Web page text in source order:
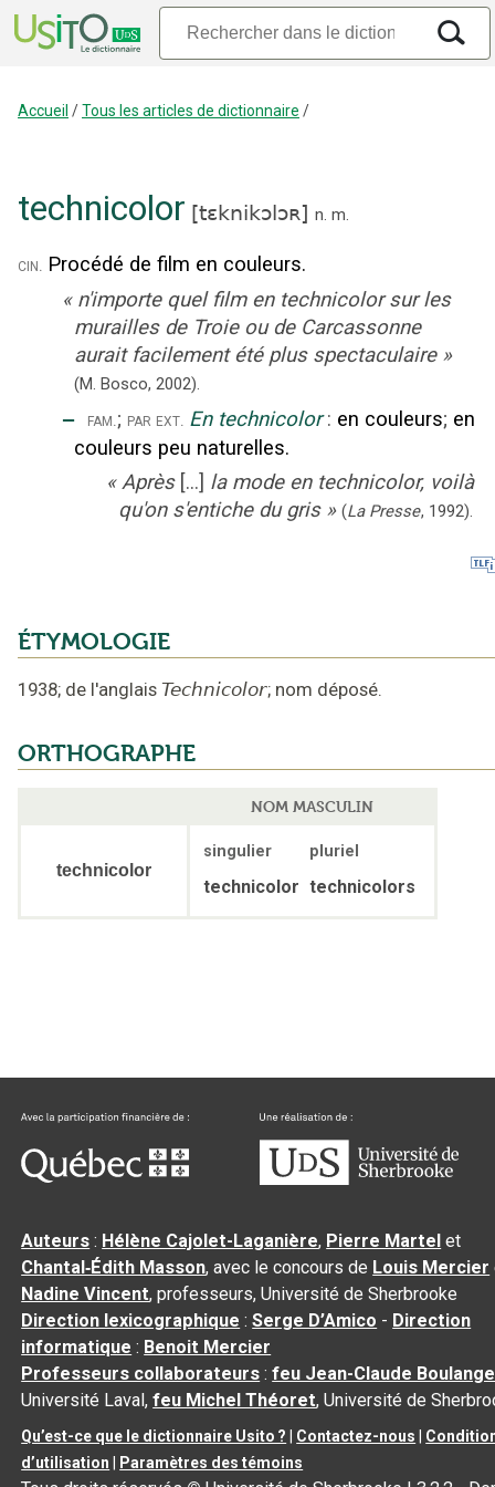
Accueil /Tous les articles de dictionnaire /
technicolor [tɛknikɔlɔʀ] n. m.
cin. Procédé de film en couleurs.
« n'importe quel film en technicolor sur les
murailles de Troie ou de Carcassonne
aurait facilement été plus spectaculaire »
(M. Bosco, 2002).
‒ fam. ; par ext. En technicolor : en couleurs; en
couleurs peu naturelles.
« Après [...] la mode en technicolor, voilà
qu'on s'entiche du gris » (La Presse, 1992).
ÉTYMOLOGIE
1938; de l'anglais Technicolor; nom déposé.
ORTHOGRAPHE
NOM MASCULIN
technicolor
singulier pluriel
technicolor technicolors
Auteurs : Hélène Cajolet-Laganière, Pierre Martel et
Chantal‑Édith Masson, avec le concours de Louis Mercier
Nadine Vincent, professeurs, Université de Sherbrooke
Direction lexicographique :Serge D’Amico - Direction
informatique : Benoit Mercier
Professeurs collaborateurs :feu Jean-Claude
Université Laval,feu Michel Théoret, Université de
Qu’est-ce que le dictionnaire Usito ? Contactez-nous
d’utilisation
Paramètres des témoins